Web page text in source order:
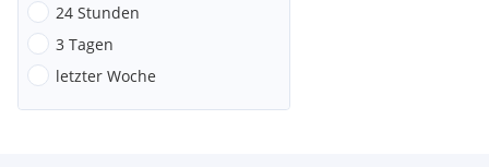
24 Stunden
3 Tagen
letzter Woche